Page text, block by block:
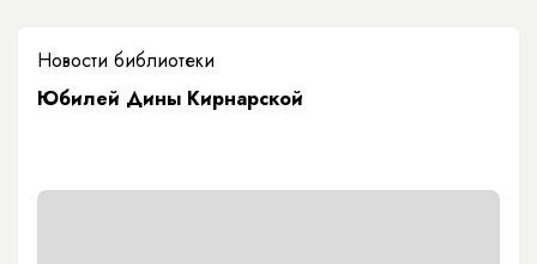
Новости библиотеки
Юбилей Дины Кирнарской